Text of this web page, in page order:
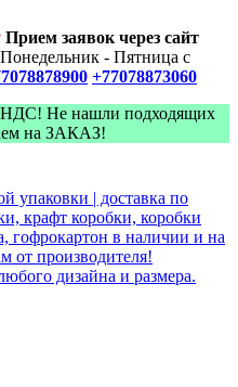
Прием заявок через сайт
- Пятница с
+77078873060
Не нашли подходящих
на ЗАКАЗ!